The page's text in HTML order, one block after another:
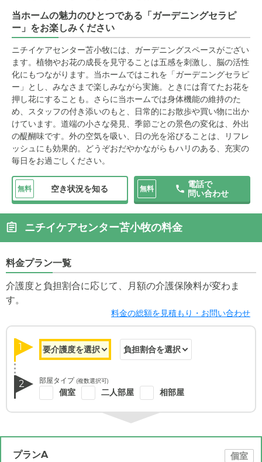
当ホームの魅力のひとつである「ガーデニングセラピ
ー」をお楽しみください
ニチイケアセンター苫小牧には、ガーデニングスペースがござい
ます。植物やお花の成長を見守ることは五感を刺激し、脳の活性
化にもつながります。当ホームではこれを「ガーデニングセラピ
ー」とし、みなさまで楽しみながら実施。ときには育てたお花を
押し花にすることも。さらに当ホームでは身体機能の維持のた
め、スタッフの付き添いのもと、日常的にお散歩や買い物に出か
けています。道端の小さな発見、季節ごとの景色の変化は、外出
の醍醐味です。外の空気を吸い、日の光を浴びることは、リフレ
ッシュにも効果的。どうぞおだやかながらもハリのある、充実の
毎日をお過ごしください。
無料 空き状況を知る 無料
電話で
問い合わせ
ニチイケアセンター苫小牧の料金
料金プラン一覧
介護度と負担割合に応じて、月額の介護保険料が変わま
す。
料金の総額を見積もり・お問い合わせ
1
2 部屋タイプ (複数選択可)
個室 二人部屋 相部屋
プランA 個室